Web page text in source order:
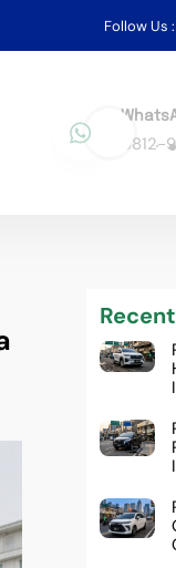
Follow Us :